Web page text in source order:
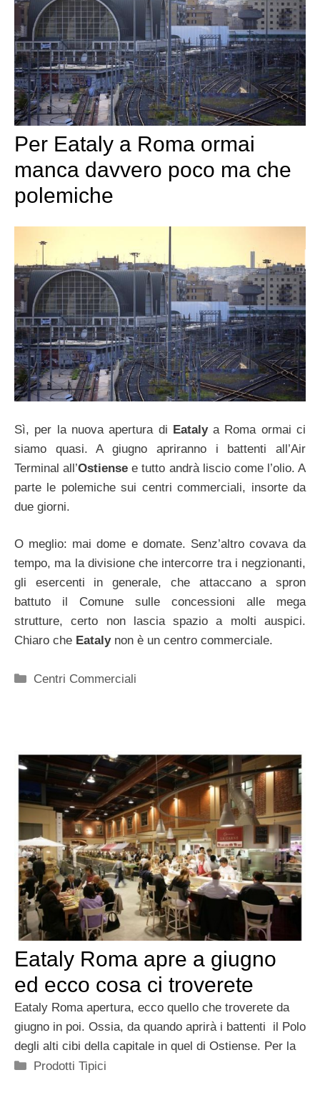
Per Eataly a Roma ormai
manca davvero poco ma che
polemiche
Sì, per la nuova apertura di Eatalya Roma ormai ci
siamo quasi. A giugno apriranno i battenti all’Air
Terminal all’Ostiense e tutto andrà liscio come l’olio. A
parte le polemiche sui centri commerciali, insorte da
due giorni.
O meglio: mai dome e domate. Senz’altro covava da
tempo, ma la divisione che intercorre tra i negzionanti,
gli esercenti in generale, che attaccano a spron
battuto il Comune sulle concessioni alle mega
strutture, certo non lascia spazio a molti auspici.
Chiaro che Eatalynon è un centro commerciale.
Categorie
Centri Commerciali
Eataly Roma apre a giugno
ed ecco cosa ci troverete
Eataly Roma apertura, ecco quello che troverete da
giugno in poi. Ossia, da quando aprirà i battenti il Polo
degli alti cibi della capitale in quel di Ostiense. Per la
Categorie
Prodotti Tipici